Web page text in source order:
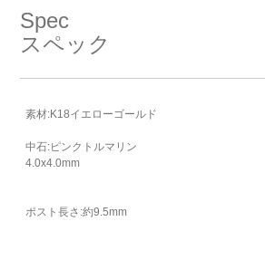
Spec
スペック
素材:K18イエローゴールド
中石:ピンクトルマリン
4.0x4.0mm
ポスト長さ:約9.5mm